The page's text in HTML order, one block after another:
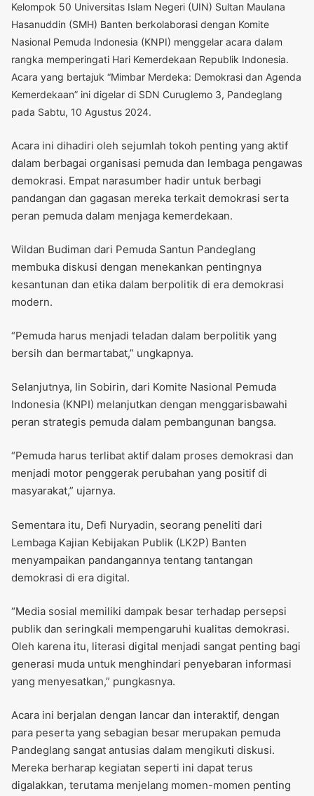
Kelompok 50 Universitas Islam Negeri (UIN) Sultan Maulana
Hasanuddin (SMH) Banten berkolaborasi dengan Komite
Nasional Pemuda Indonesia (KNPI) menggelar acara dalam
rangka memperingati Hari Kemerdekaan Republik Indonesia.
Acara yang bertajuk “Mimbar Merdeka: Demokrasi dan Agenda
Kemerdekaan” ini digelar di SDN Curuglemo 3, Pandeglang
pada Sabtu, 10 Agustus 2024.
Acara ini dihadiri oleh sejumlah tokoh penting yang aktif
dalam berbagai organisasi pemuda dan lembaga pengawas
demokrasi. Empat narasumber hadir untuk berbagi
pandangan dan gagasan mereka terkait demokrasi serta
peran pemuda dalam menjaga kemerdekaan.
Wildan Budiman dari Pemuda Santun Pandeglang
membuka diskusi dengan menekankan pentingnya
kesantunan dan etika dalam berpolitik di era demokrasi
modern.
“Pemuda harus menjadi teladan dalam berpolitik yang
bersih dan bermartabat,” ungkapnya.
Selanjutnya, Iin Sobirin, dari Komite Nasional Pemuda
Indonesia (KNPI) melanjutkan dengan menggarisbawahi
peran strategis pemuda dalam pembangunan bangsa.
“Pemuda harus terlibat aktif dalam proses demokrasi dan
menjadi motor penggerak perubahan yang positif di
masyarakat,” ujarnya.
Sementara itu, Defi Nuryadin, seorang peneliti dari
Lembaga Kajian Kebijakan Publik (LK2P) Banten
menyampaikan pandangannya tentang tantangan
demokrasi di era digital.
“Media sosial memiliki dampak besar terhadap persepsi
publik dan seringkali mempengaruhi kualitas demokrasi.
Oleh karena itu, literasi digital menjadi sangat penting bagi
generasi muda untuk menghindari penyebaran informasi
yang menyesatkan,” pungkasnya.
Acara ini berjalan dengan lancar dan interaktif, dengan
para peserta yang sebagian besar merupakan pemuda
Pandeglang sangat antusias dalam mengikuti diskusi.
Mereka berharap kegiatan seperti ini dapat terus
digalakkan, terutama menjelang momen-momen penting